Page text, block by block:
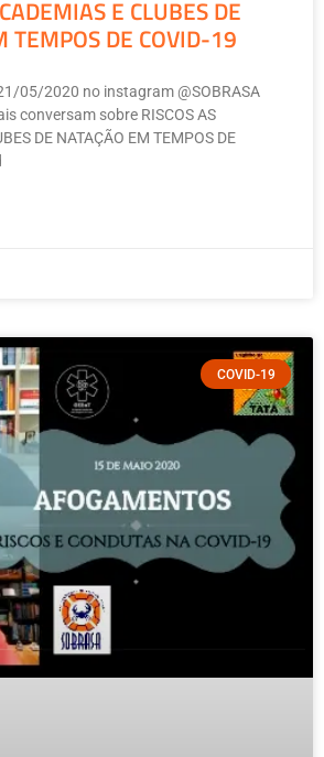
E CLUBES DE
TEMPOS DE COVID-19
05/2020 no instagram @SOBRASA
conversam sobre RISCOS AS
DE NATAÇÃO EM TEMPOS DE
COVID-19